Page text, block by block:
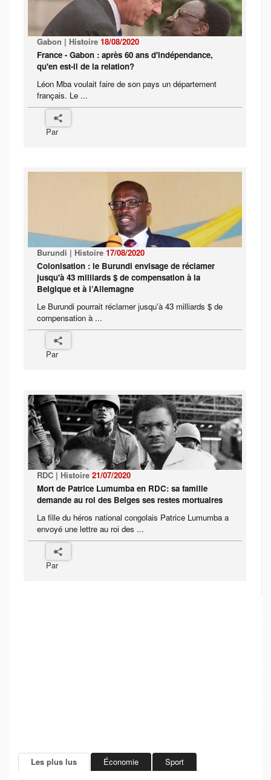
Gabon | Histoire 18/08/2020
France - Gabon : après 60 ans d'indépendance,
qu'en est-il de la relation?
Léon Mba voulait faire de son pays un département
français. Le ...
Par
Burundi | Histoire 17/08/2020
Colonisation : le Burundi envisage de réclamer
jusqu'à 43 milliards $ de compensation à la
Belgique et à l’Allemagne
Le Burundi pourrait réclamer jusqu'à 43 milliards $ de
compensation à ...
Par
RDC | Histoire 21/07/2020
Mort de Patrice Lumumba en RDC: sa famille
demande au roi des Belges ses restes mortuaires
La fille du héros national congolais Patrice Lumumba a
envoyé une lettre au roi des ...
Par
Les plus lus Économie Sport